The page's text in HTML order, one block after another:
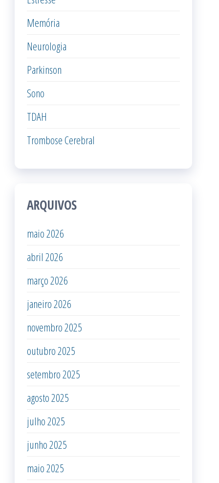
Memória
Neurologia
Parkinson
Sono
TDAH
Trombose Cerebral
ARQUIVOS
maio 2026
abril 2026
março 2026
janeiro 2026
novembro 2025
outubro 2025
setembro 2025
agosto 2025
julho 2025
junho 2025
maio 2025